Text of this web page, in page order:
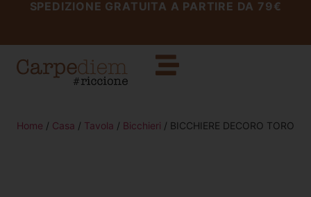
SPEDIZIONE GRATUITA A PARTIRE DA 79€
Home / Casa / Tavola / Bicchieri / BICCHIERE DECORO TORO